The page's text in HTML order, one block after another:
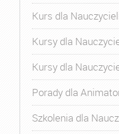
Kurs dla
Kursy dla
Kursy dla
Porady dla
Szkolenia dla